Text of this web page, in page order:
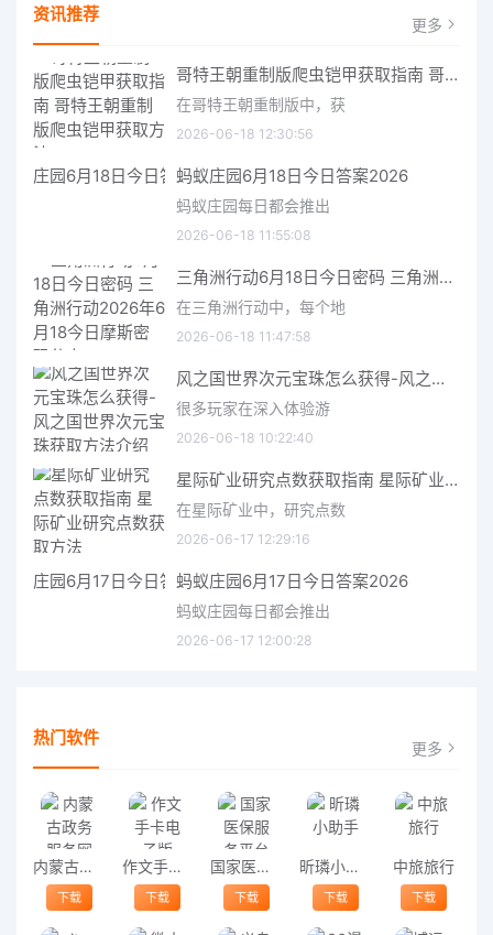
资讯推荐 更多
哥特王朝重制版爬虫铠甲获取指南 哥特王朝重制版爬虫铠甲获取方法
在哥特王朝重制版中，获
2026-06-18 12:30:56
蚂蚁庄园6月18日今日答案2026
蚂蚁庄园每日都会推出
2026-06-18 11:55:08
三角洲行动6月18日今日密码 三角洲行动2026年6月18今日摩斯密码分享
在三角洲行动中，每个地
2026-06-18 11:47:58
风之国世界次元宝珠怎么获得-风之国世界次元宝珠获取方法介绍
很多玩家在深入体验游
2026-06-18 10:22:40
星际矿业研究点数获取指南 星际矿业研究点数获取方法
在星际矿业中，研究点数
2026-06-17 12:29:16
蚂蚁庄园6月17日今日答案2026
蚂蚁庄园每日都会推出
2026-06-17 12:00:28
热门软件 更多
内蒙古政务服务网
下载
作文手卡电子版
下载
国家医保服务平台官方版
下载
昕璘小助手
下载
中旅旅行
下载